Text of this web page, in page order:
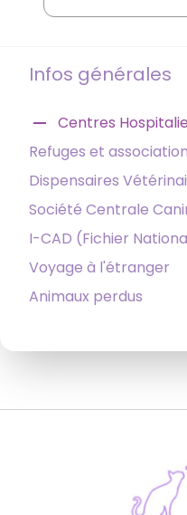
Infos générales
remove Centres
Refuges et
Dispensaires
Société Centrale
I-CAD (Fichier
Voyage à l'étranger
Animaux perdus